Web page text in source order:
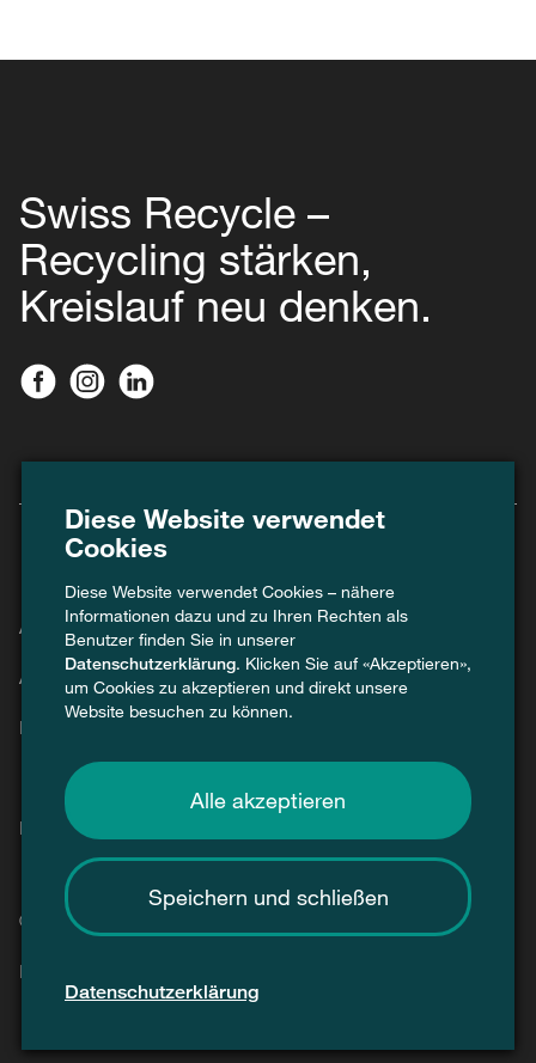
Swiss Recycle –
Recycling stärken,
Kreislauf neu denken.
Agenda
Aktuell
Kontakt
Presse / Medien
© 2026 Swiss Recycle
Impressum
Diese Website verwendet
Cookies
Diese Website verwendet Cookies – nähere
Informationen dazu und zu Ihren Rechten als
Benutzer finden Sie in unserer
Datenschutzerklärung. Klicken Sie auf «Akzeptieren»,
um Cookies zu akzeptieren und direkt unsere
Website besuchen zu können.
Alle akzeptieren
Speichern und schließen
Datenschutzerklärung